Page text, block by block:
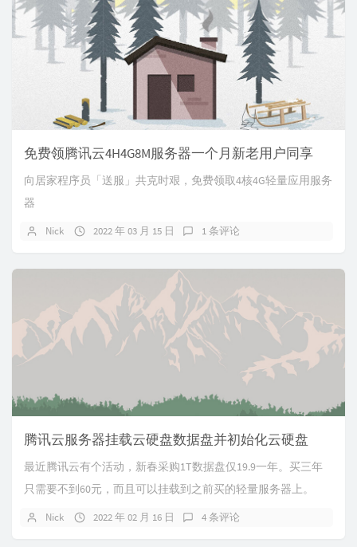
免费领腾讯云4H4G8M服务器一个月新老用户同享
向居家程序员「送服」共克时艰，免费领取4核4G轻量应用服务
器
Nick 2022 年 03 月 15 日 1 条评论
腾讯云服务器挂载云硬盘数据盘并初始化云硬盘
最近腾讯云有个活动，新春采购1T数据盘仅19.9一年。买三年
只需要不到60元，而且可以挂载到之前买的轻量服务器上。
Nick 2022 年 02 月 16 日 4 条评论